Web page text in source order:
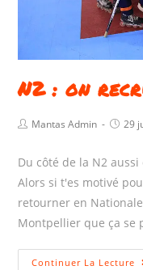
N2 : on
Mantas Admin 29
Du côté de la N2
Alors si t'es motivé
retourner en
Montpellier que ça se
Continuer La Lecture